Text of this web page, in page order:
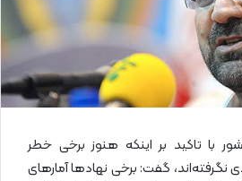
ی
با تاکید بر اینکه هنوز برخی خطر
گفت: برخی نهادها آمارهای